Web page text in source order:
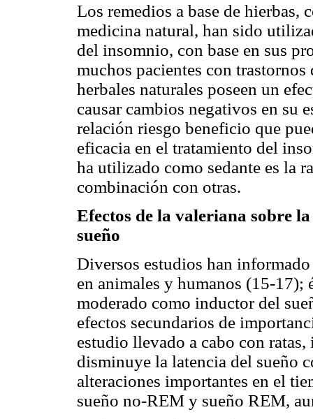
Los remedios a base de hierbas,
medicina natural, han sido
del insomnio, con base en sus
muchos pacientes con
herbales naturales poseen un
causar cambios negativos en su
relación riesgo beneficio que
eficacia en el tratamiento del
ha utilizado como sedante es la
combinación con otras.
Efectos de la valeriana sobre
sueño
Diversos estudios han
en animales y humanos (15-17);
moderado como inductor del
efectos secundarios de
estudio llevado a cabo con
disminuye la latencia del sueño
alteraciones importantes en el
sueño no-REM y sueño REM,